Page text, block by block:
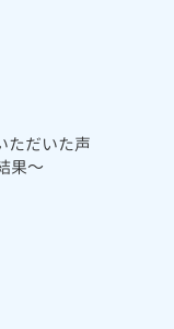
ただいた声
果～